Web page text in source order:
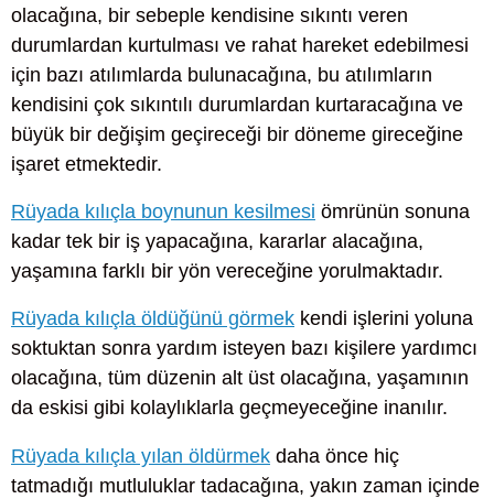
olacağına, bir sebeple kendisine sıkıntı veren
durumlardan kurtulması ve rahat hareket edebilmesi
için bazı atılımlarda bulunacağına, bu atılımların
kendisini çok sıkıntılı durumlardan kurtaracağına ve
büyük bir değişim geçireceği bir döneme gireceğine
işaret etmektedir.
Rüyada kılıçla boynunun kesilmesi ömrünün sonuna
kadar tek bir iş yapacağına, kararlar alacağına,
yaşamına farklı bir yön vereceğine yorulmaktadır.
Rüyada kılıçla öldüğünü görmek kendi işlerini yoluna
soktuktan sonra yardım isteyen bazı kişilere yardımcı
olacağına, tüm düzenin alt üst olacağına, yaşamının
da eskisi gibi kolaylıklarla geçmeyeceğine inanılır.
Rüyada kılıçla yılan öldürmek daha önce hiç
tatmadığı mutluluklar tadacağına, yakın zaman içinde